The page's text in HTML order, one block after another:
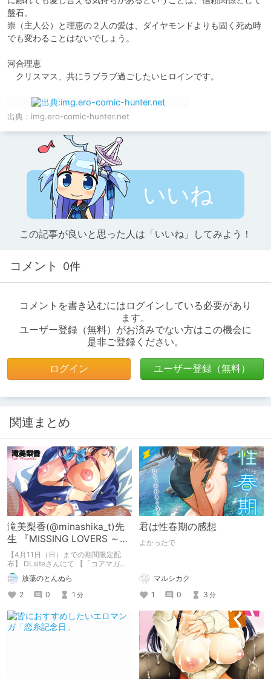
盤石。
崇（主人公）と理恵の２人の愛は、ダイヤモンドよりも固く死ぬ時
でも変わることはないでしょう。
河合理恵
クリスマス、共にラブラブ過ごしたいヒロインです。
出典： img.ero-comic-hunter.net
いいね
この記事が良いと思った人は「いいね」してみよう！
コメント 0件
コメントを書き込むにはログインしている必要があり
ます。
ユーザー登録（無料）がお済みでない方はこの機会に
是非ご登録ください。
ログイン ユーザー登録（無料）
関連まとめ
滝美梨香(@minashika_t)先
生 『MISSING LOVERS ～』
クーポンで50％OFF
【4月11日（日）までの期間限定配
布】 DLsiteさんにて 【「コアマガジ
ン」スプリングJKスペシャルクーポ
ン】大好評配布中!!! 滝美梨香 先生の
単行本 『MISSING LOVERS Remain
ただ憧れを知る者だけが…』も 販売価
格 2,640円 → クーポンご使用で
50％OFFと 大変お求めやすくなって
おります! ぜひこの機会にお値打ちに
放蕩のとんぬら
2
0 1 分
君は性春期の感想
よかったで
マルシカク
1
0 3 分